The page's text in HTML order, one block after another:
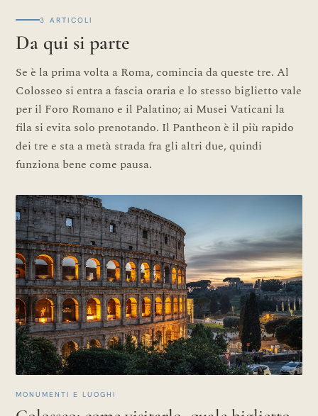
3 ARTICOLI
Da qui si parte
Se è la prima volta a Roma, comincia da queste tre. Al
Colosseo si entra a fascia oraria e lo stesso biglietto vale
per il Foro Romano e il Palatino; ai Musei Vaticani la
fila si evita solo prenotando. Il Pantheon è il più rapido
dei tre e sta a metà strada fra gli altri due, quindi
funziona bene come pausa.
MONUMENTI E LUOGHI